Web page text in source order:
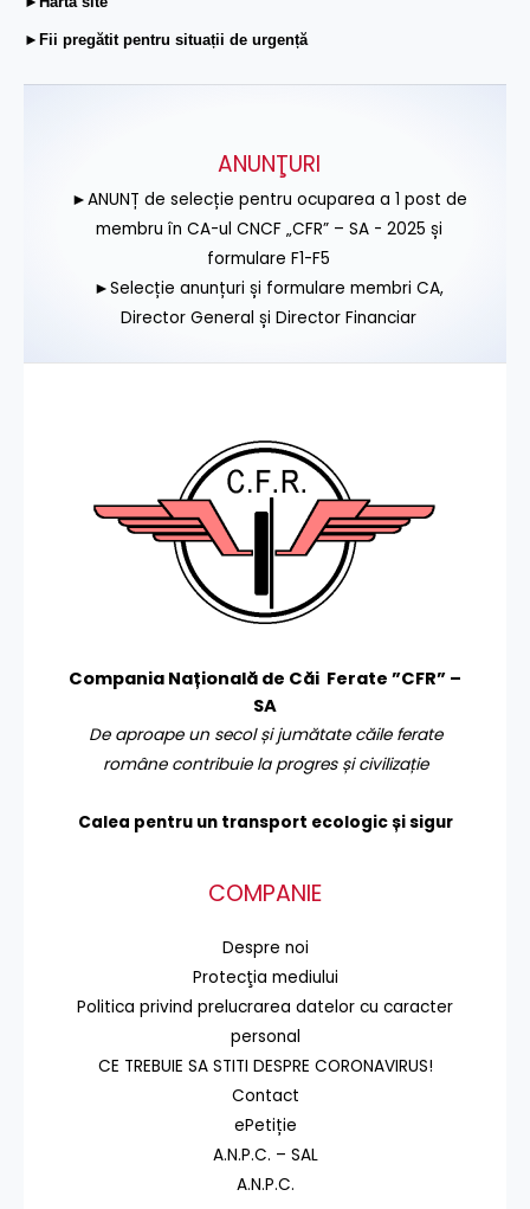
►Fii pregătit pentru situații de urgență
ANUNŢURI
►ANUNȚ de selecție pentru ocuparea a 1 post de
membru în CA-ul CNCF „CFR” – SA - 2025 și
formulare F1-F5
►Selecție anunțuri și formulare membri CA,
Director General și Director Financiar
Compania Națională de Căi Ferate ”CFR” –
SA
De aproape un secol și jumătate căile ferate
române contribuie la progres și civilizație
Calea pentru un transport ecologic și sigur
COMPANIE
Despre noi
Protecţia mediului
Politica privind prelucrarea datelor cu caracter
personal
CE TREBUIE SA STITI DESPRE CORONAVIRUS!
Contact
ePetiție
A.N.P.C. – SAL
A.N.P.C.